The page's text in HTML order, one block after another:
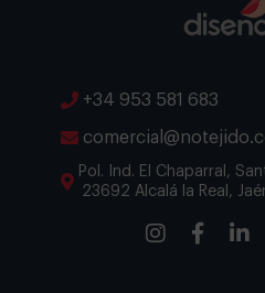
+34 953 581 683
Pol. Ind. El Chaparral,
23692 Alcalá la Real,